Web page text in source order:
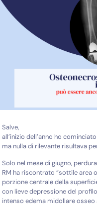
Salve,
all’inizio dell’anno ho
ma nulla di rilevante risultava
Solo nel mese di giugno,
RM ha riscontrato “sottile area
porzione centrale della
con lieve depressione del
intenso edema midollare